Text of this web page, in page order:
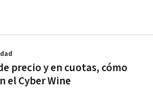
precio y en cuotas, cómo
el Cyber Wine